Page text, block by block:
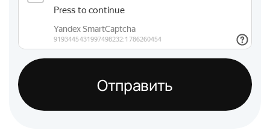
Отправить